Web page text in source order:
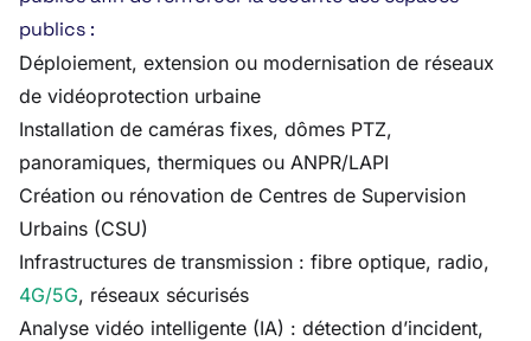
publics :
Déploiement, extension ou modernisation de réseaux
de vidéoprotection urbaine
Installation de caméras fixes, dômes PTZ,
panoramiques, thermiques ou ANPR/LAPI
Création ou rénovation de Centres de Supervision
Urbains (CSU)
Infrastructures de transmission : fibre optique, radio,
4G/5G, réseaux sécurisés
Analyse vidéo intelligente (IA) : détection d’incident,